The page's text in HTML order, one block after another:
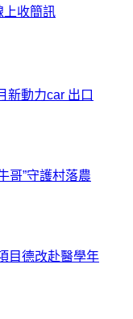
上收簡訊
新動力car 出口
哥”守護村落農
目德改赴醫學年